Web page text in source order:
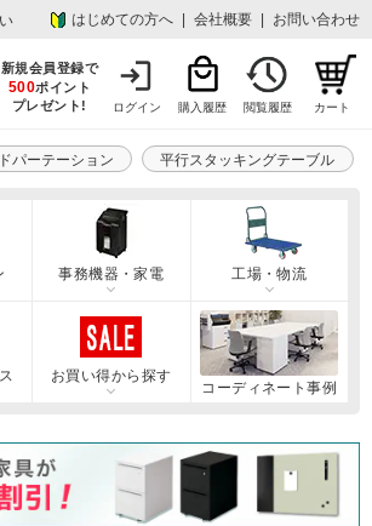
はじめての方へ 会社概要 お問い合わせ
新規会員登録で
500ポイント
プレゼント!
ログイン 購入履歴 閲覧履歴 カート
パーテーション 平行スタッキングテーブル
事務機器・家電 工場・物流
お買い得から探す
コーディネート事例